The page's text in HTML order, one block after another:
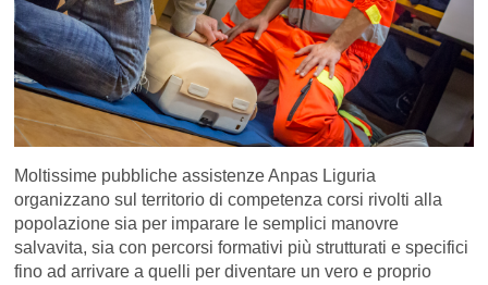
Moltissime pubbliche assistenze Anpas Liguria
organizzano sul territorio di competenza corsi rivolti alla
popolazione sia per imparare le semplici manovre
salvavita, sia con percorsi formativi più strutturati e specifici
fino ad arrivare a quelli per diventare un vero e proprio